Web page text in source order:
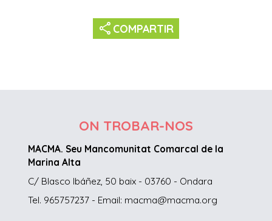
share COMPARTIR
ON TROBAR-NOS
MACMA. Seu Mancomunitat Comarcal de la
Marina Alta
C/ Blasco Ibáñez, 50 baix - 03760 - Ondara
Tel. 965757237 - Email: macma@macma.org